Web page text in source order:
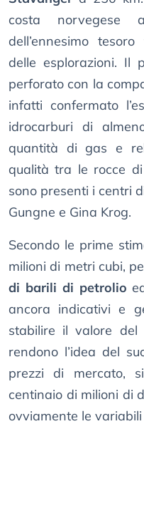
costa norvegese
dell’ennesimo
delle esplorazioni. Il
perforato con la
infatti confermato
idrocarburi di
quantità di gas e
qualità tra le rocce
sono presenti i centri
Gungne e Gina Krog.
Secondo le prime
milioni di metri cubi,
di barili di petrolio
ancora indicativi e
stabilire il valore del
rendono l’idea del
prezzi di mercato,
centinaio di milioni di
ovviamente le